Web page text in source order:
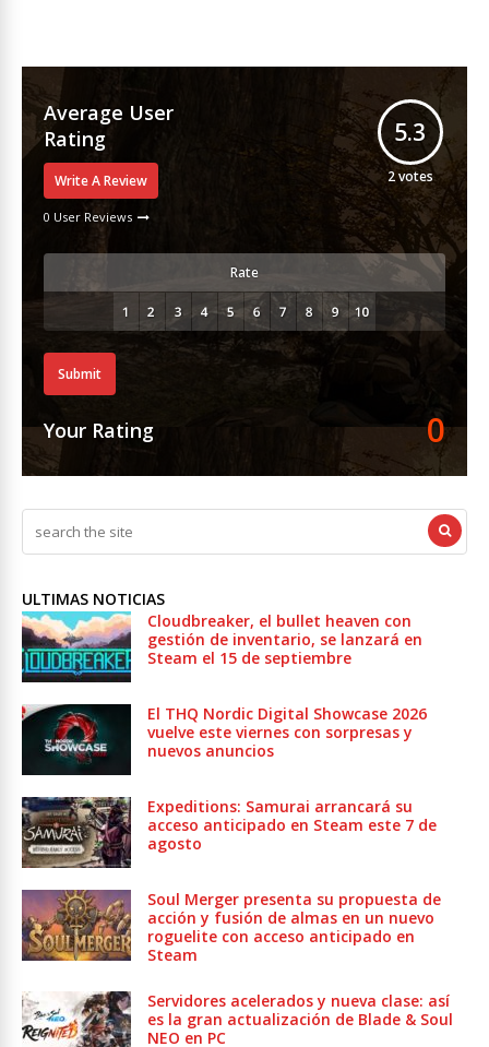
Average User
Rating
Write A Review
0 User Reviews
5.3
2votes
Rate
Submit
Your Rating 0
ULTIMAS NOTICIAS
Cloudbreaker, el bullet heaven con
gestión de inventario, se lanzará en
Steam el 15 de septiembre
El THQ Nordic Digital Showcase 2026
vuelve este viernes con sorpresas y
nuevos anuncios
Expeditions: Samurai arrancará su
acceso anticipado en Steam este 7 de
agosto
Soul Merger presenta su propuesta de
acción y fusión de almas en un nuevo
roguelite con acceso anticipado en
Steam
Servidores acelerados y nueva clase: así
es la gran actualización de Blade & Soul
NEO en PC